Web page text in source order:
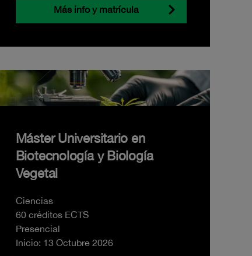
Más info y matrícula
Máster Universitario en
Biotecnología y Biología
Vegetal
Ciencias
60 créditos ECTS
Presencial
Inicio: 13 Octubre 2026